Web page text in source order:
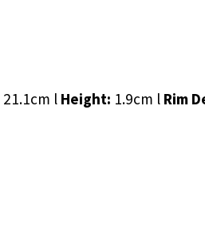
21.1cm l Height: 1.9cm l Rim